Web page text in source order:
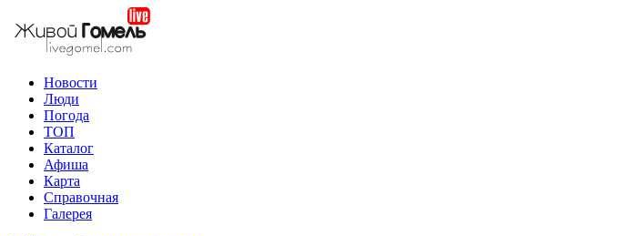
Новости
Люди
Погода
ТОП
Каталог
Афиша
Карта
Справочная
Галерея